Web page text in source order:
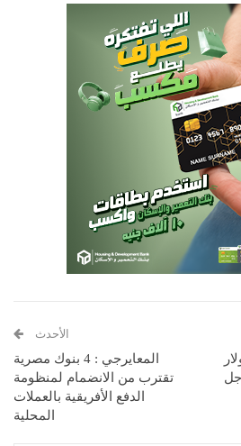
الأحدث
المعايرجي : 4 بنوك مصرية
تقترب من الانضمام لمنظومة
الدفع الأفريقية بالعملات
المحلية